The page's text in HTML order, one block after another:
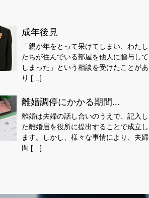
成年後見
「親が年をとって呆けてしまい、わたし
たちが住んでいる部屋を他人に贈与して
しまった」という相談を受けたことがあ
り […]
離婚調停にかかる期間...
離婚は夫婦の話し合いのうえで、記入し
た離婚届を役所に提出することで成立し
ます。しかし、様々な事情により、夫婦
間 […]